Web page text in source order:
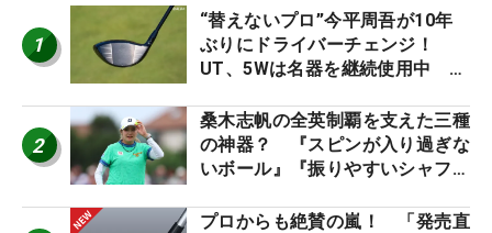
1
“替えないプロ”今平周吾が10年
ぶりにドライバーチェンジ！
UT、5Wは名器を継続使用中 #
2
桑木志帆の全英制覇を支えた三種
の神器？ 『スピンが入り過ぎな
いボール』『振りやすいシャフ
ー』 #女子プロセッティング
プロからも絶賛の嵐！ 「発売直